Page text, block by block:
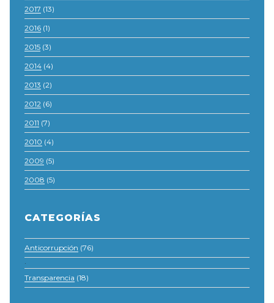
2017 (13)
2016 (1)
2015 (3)
2014 (4)
2013 (2)
2012 (6)
2011 (7)
2010 (4)
2009 (5)
2008 (5)
CATEGORÍAS
Anticorrupción (76)
·
Transparencia (18)